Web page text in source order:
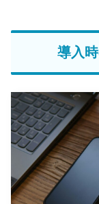
導入